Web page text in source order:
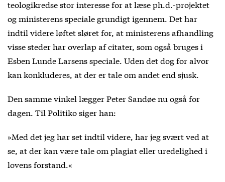
teologikredse stor interesse for at læse ph.d.-projektet
og ministerens speciale grundigt igennem. Det har
indtil videre løftet sløret for, at ministerens afhandling
visse steder har overlap af citater, som også bruges i
Esben Lunde Larsens speciale. Uden det dog for alvor
kan konkluderes, at der er tale om andet end sjusk.
Den samme vinkel lægger Peter Sandøe nu også for
dagen. Til Politiko siger han:
»Med det jeg har set indtil videre, har jeg svært ved at
se, at der kan være tale om plagiat eller uredelighed i
lovens forstand.«